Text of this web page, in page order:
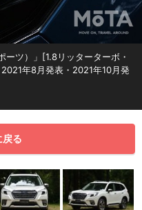
ーツ）」[1.8リッターターボ・
年8月発表・2021年10月発
戻る